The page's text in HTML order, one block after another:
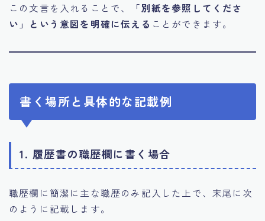
この文言を入れることで、
「別紙を参照してくださ
い」という意図を明確に伝える ことができます。
書く場所と具体的な記載例
1. 履歴書の職歴欄に書く場合
職歴欄に簡潔に主な職歴のみ記入した上で、末尾に次
のように記載します。